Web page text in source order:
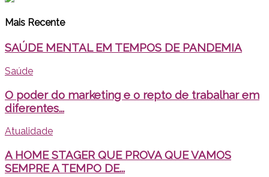
Mais Recente
SAÚDE MENTAL EM TEMPOS DE PANDEMIA
Saúde
O poder do marketing e o repto de trabalhar em
diferentes...
Atualidade
A HOME STAGER QUE PROVA QUE VAMOS
SEMPRE A TEMPO DE...